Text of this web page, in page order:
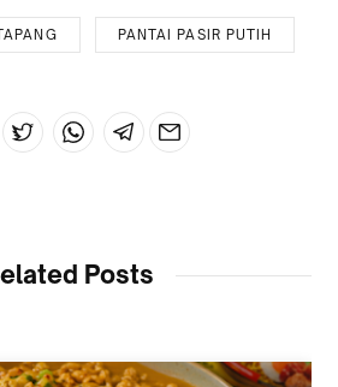
PANTAI PASIR PUTIH
Posts